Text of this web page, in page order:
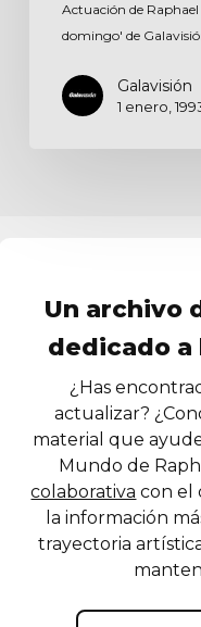
Actuación de
domingo' de
Galavisión
1 enero,
Un archivo
dedicado a
¿Has
actualizar?
material que
Mundo de
colaborativa con el
la información
trayectoria